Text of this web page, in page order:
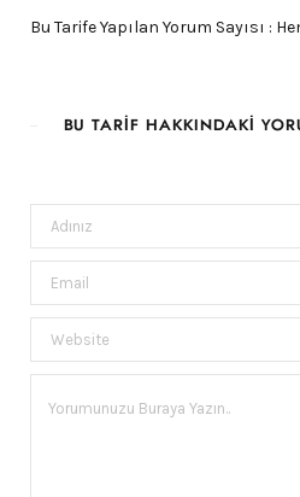
Bu Tarife Yapılan Yorum Sayısı :
BU TARIF HAKKINDAKI